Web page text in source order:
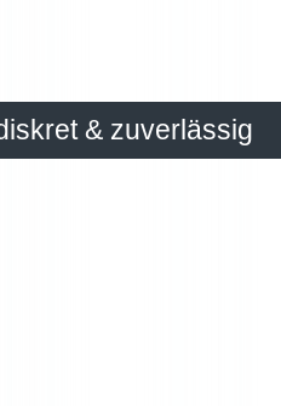
& zuverlässig